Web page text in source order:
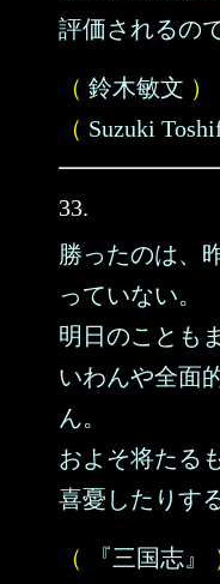
評価されるの
（ 鈴木敏文 ）
（ Suzuki
33.
勝ったのは、
っていない。
明日のことも
いわんや全面
ん。
およそ将たる
喜憂したりす
（ 『三国志』